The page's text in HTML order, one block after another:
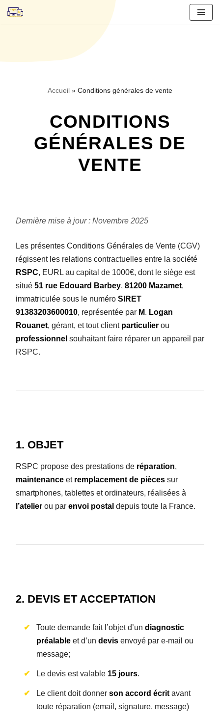
Accueil » Conditions générales de vente
CONDITIONS
GÉNÉRALES DE
VENTE
Dernière mise à jour : Novembre 2025
Les présentes Conditions Générales de Vente (CGV)
régissent les relations contractuelles entre la société
RSPC, EURL au capital de 1000€, dont le siège est
situé 51 rue Edouard Barbey, 81200 Mazamet,
immatriculée sous le numéro SIRET
91383203600010, représentée par M. Logan
Rouanet, gérant, et tout client particulier ou
professionnel souhaitant faire réparer un appareil par
RSPC.
1. OBJET
RSPC propose des prestations de réparation,
maintenance et remplacement de pièces sur
smartphones, tablettes et ordinateurs, réalisées à
l’atelier ou par envoi postal depuis toute la France.
2. DEVIS ET ACCEPTATION
Toute demande fait l’objet d’un diagnostic
préalableet d’un devis envoyé par e-mail ou
message;
Le devis est valable 15 jours.
Le client doit donner son accord écritavant
toute réparation (email, signature, message)